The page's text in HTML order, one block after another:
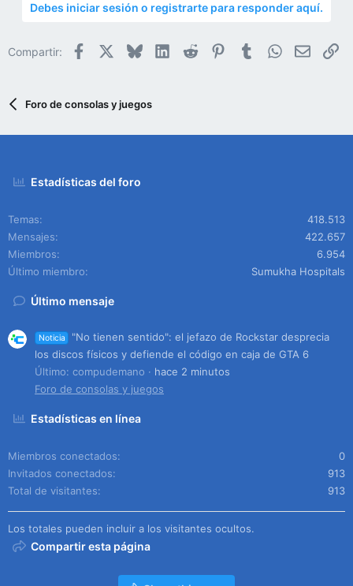
Debes iniciar sesión o registrarte para responder aquí.
Compartir: Facebook BlueskyLinkedIn
Reddit PinterestTumblrWhatsApp
Email
Foro de consolas y juegos
Estadísticas del foro
Temas
418.513
Mensajes
422.657
Miembros
6.954
Último miembro
Sumukha Hospitals
Último mensaje
Noticia
"No tienen sentido": el jefazo de Rockstar desprecia
los discos físicos y defiende el código en caja de GTA 6
Último: compudemano
hace 2 minutos
Foro de consolas y juegos
Estadísticas en línea
Miembros conectados
0
Invitados conectados
913
Total de visitantes
913
Los totales pueden incluir a los visitantes ocultos.
Compartir esta página